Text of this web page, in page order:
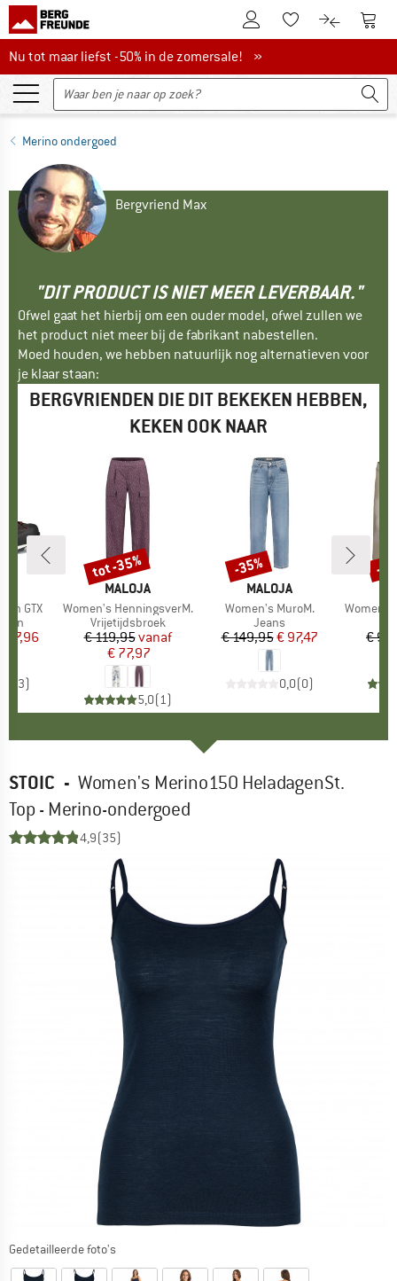
De klantenaccount
Naar deNaar de
Nu tot maar liefst -50% in de zomersale!
Nu tot maar liefst -50% in de zomersale! »
Merino ondergoed
Bergvriend Max
"DIT PRODUCT IS NIET MEER LEVERBAAR."
Ofwel gaat het hierbij om een ouder model, ofwel zullen we
het product niet meer bij de fabrikant nabestellen.
Moed houden, we hebben natuurlijk nog alternatieven voor
je klaar staan:
BERGVRIENDEN DIE DIT BEKEKEN HEBBEN,
KEKEN OOK NAAR
GTX
prijs
3)
MERK
MALOJA
Artikel
Women's HenningsverM.
Productgroep
Vrijetijdsbroek
Prijs
€ 119,95Verlaagde prijs
vanaf
€ 77,97
5,0(1)
Korting
tot -35%
MERK
MALOJA
Artikel
Women's MuroM.
Productgroep
Jeans
Prijs
€ 149,95Verlaagde prijs
€ 97,47
0,0(0)
Korting
-35%
Artikel
Women's
€
-
STOIC - Women's Merino150 HeladagenSt.
Top - Merino-ondergoed
4,9(35)
Gedetailleerde foto's